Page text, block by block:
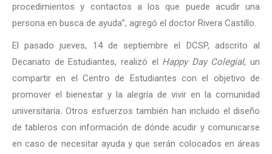
procedimientos y contactos a los que puede acudir una
persona en busca de ayuda”, agregó el doctor Rivera Castillo.
El pasado jueves, 14 de septiembre el DCSP, adscrito al
Decanato de Estudiantes, realizó el Happy Day Colegial, un
compartir en el Centro de Estudiantes con el objetivo de
promover el bienestar y la alegría de vivir en la comunidad
universitaria.Otros esfuerzos también han incluido el diseño
de tableros con información de dónde acudir y comunicarse
en caso de necesitar ayuda y que serán colocados en áreas